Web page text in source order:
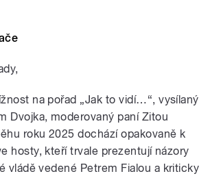
na pořad „Jak to vidí…“, vysílaný
Dvojka, moderovaný paní Zitou
roku 2025 dochází opakovaně k
hosty, kteří trvale prezentují názory
vládě vedené Petrem Fialou a kriticky